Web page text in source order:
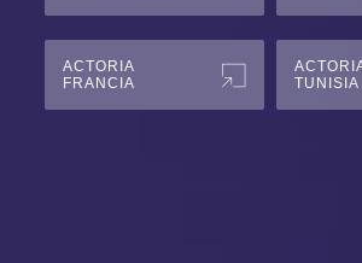
ACTORIA
FRANCIA
TUNISIA